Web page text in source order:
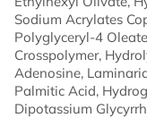
Sodium Acrylates
Polyglyceryl-4
Crosspolymer,
Adenosine,
Palmitic Acid,
Dipotassium